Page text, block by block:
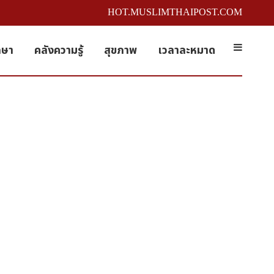
HOT.MUSLIMTHAIPOST.COM
า คลังความรู้ สุขภาพ เวลาละหมาด